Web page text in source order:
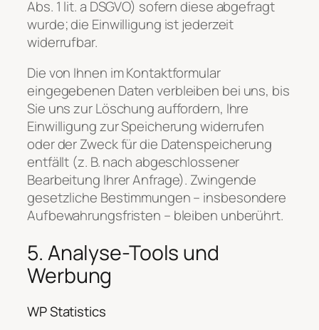
Abs. 1 lit. a DSGVO) sofern diese abgefragt
wurde; die Einwilligung ist jederzeit
widerrufbar.
Die von Ihnen im Kontaktformular
eingegebenen Daten verbleiben bei uns, bis
Sie uns zur Löschung auffordern, Ihre
Einwilligung zur Speicherung widerrufen
oder der Zweck für die Datenspeicherung
entfällt (z. B. nach abgeschlossener
Bearbeitung Ihrer Anfrage). Zwingende
gesetzliche Bestimmungen – insbesondere
Aufbewahrungsfristen – bleiben unberührt.
5. Analyse-Tools und
Werbung
WP Statistics